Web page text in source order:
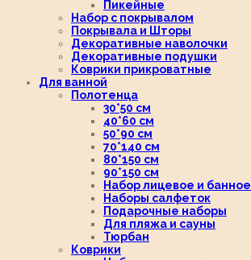
Пикейные
Набор с покрывалом
Покрывала и Шторы
Декоративные наволочки
Декоративные подушки
Коврики прикроватные
Для ванной
Полотенца
30*50 см
40*60 см
50*90 см
70*140 см
80*150 см
90*150 см
Набор лицевое и банное
Наборы салфеток
Подарочные наборы
Для пляжа и сауны
Тюрбан
Коврики